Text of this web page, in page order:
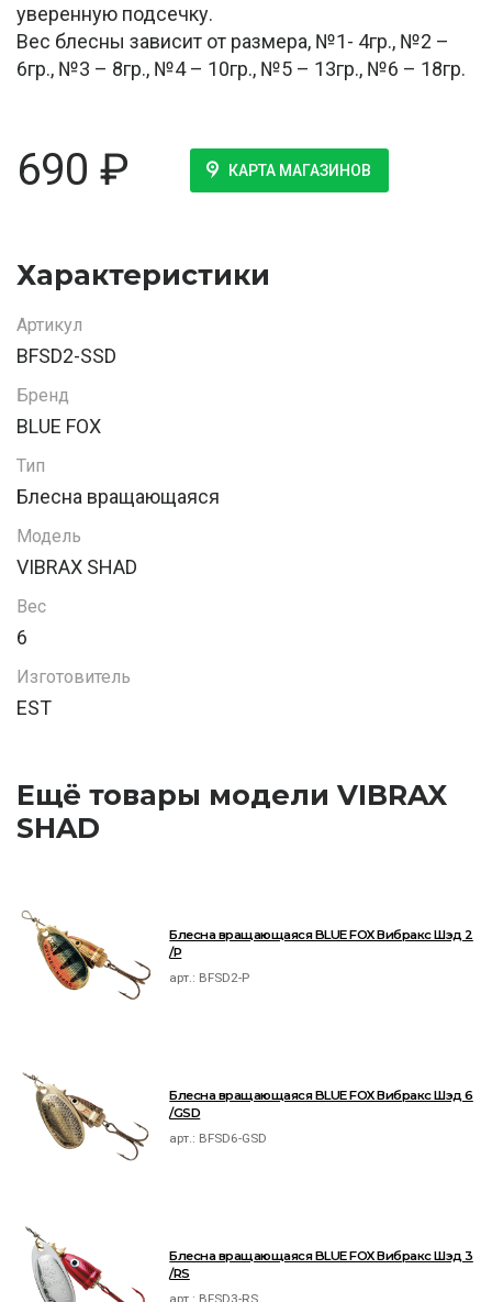
уверенную подсечку.
Вес блесны зависит от размера, №1- 4гр., №2 –
6гр., №3 – 8гр., №4 – 10гр., №5 – 13гр., №6 – 18гр.
690 ₽ КАРТА МАГАЗИНОВ
Характеристики
Артикул
BFSD2-SSD
Бренд
BLUE FOX
Тип
Блесна вращающаяся
Модель
VIBRAX SHAD
Вес
6
Изготовитель
EST
Ещё товары модели VIBRAX
SHAD
Блесна вращающаяся BLUE FOX Вибракс Шэд 2
/P
арт.: BFSD2-P
Блесна вращающаяся BLUE FOX Вибракс Шэд 6
/GSD
арт.: BFSD6-GSD
Блесна вращающаяся BLUE FOX Вибракс Шэд 3
/RS
арт.: BFSD3-RS